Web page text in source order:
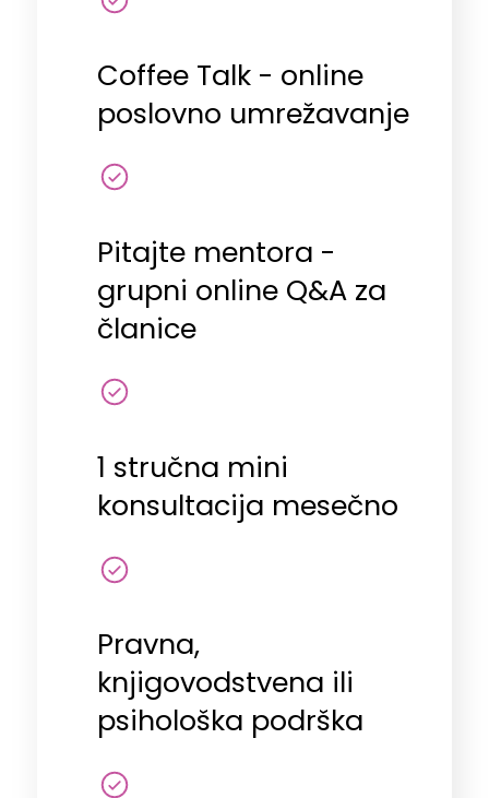
Coffee Talk - online
poslovno umrežavanje
Pitajte mentora -
grupni online Q&A za
članice
1 stručna mini
konsultacija mesečno
Pravna,
knjigovodstvena ili
psihološka podrška